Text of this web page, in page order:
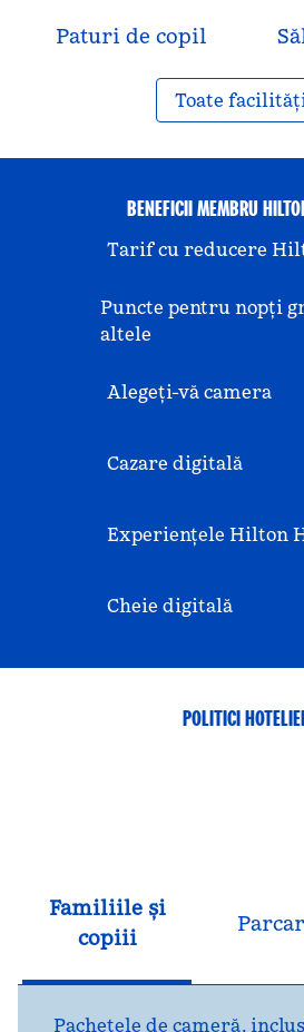
Paturi de copil
Toate
BENEFICII MEMBRU
Tarif cu reducere
Puncte pentru nopți
altele
Alegeți-vă camera
Cazare digitală
Experiențele Hilton
Cheie digitală
POLITICI
Familiile și
copiii
Pachetele de cameră,